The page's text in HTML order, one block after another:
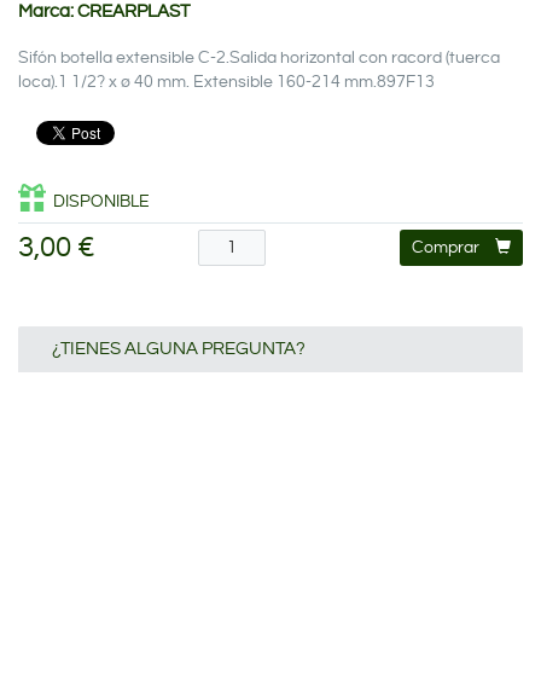
Marca: CREARPLAST
Sifón botella extensible C-2.Salida horizontal con racord (tuerca
loca).1 1/2? x ø 40 mm. Extensible 160-214 mm.897F13
DISPONIBLE
3,00 € Comprar
¿TIENES ALGUNA PREGUNTA?